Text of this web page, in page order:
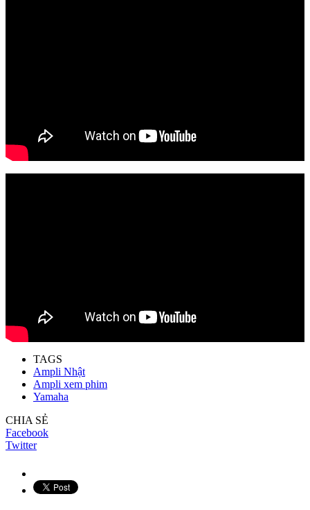
TAGS
Ampli Nhật
Ampli xem phim
Yamaha
CHIA SẺ
Facebook
Twitter